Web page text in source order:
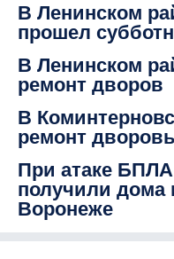
В Ленинском
прошел
В Ленинском
ремонт дворов
В
ремонт
При атаке
получили дома
Воронеже